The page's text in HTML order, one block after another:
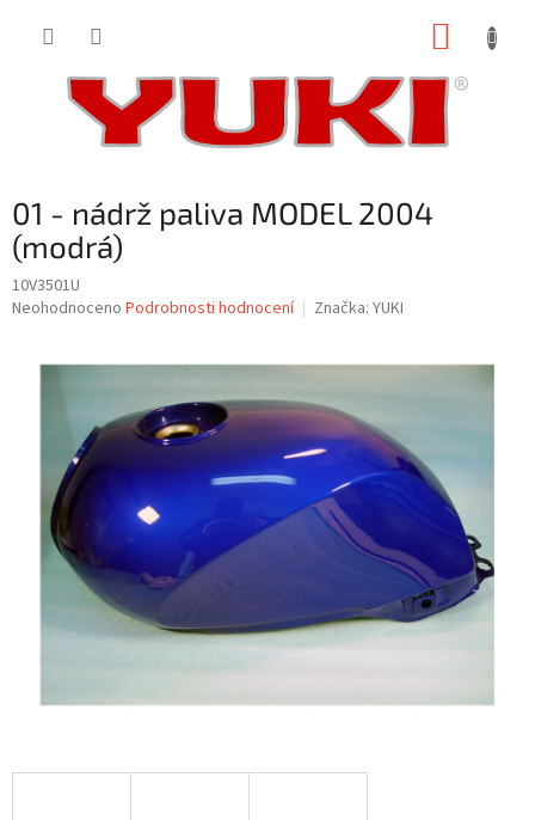
01 - nádrž paliva MODEL 2004
(modrá)
10V3501U
Průměrné
hvězdiček.
Neohodnoceno Podrobnosti hodnocení Značka: YUKI